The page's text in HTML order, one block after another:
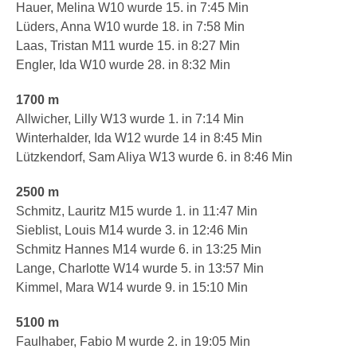
Hauer, Melina W10 wurde 15. in 7:45 Min
Lüders, Anna W10 wurde 18. in 7:58 Min
Laas, Tristan M11 wurde 15. in 8:27 Min
Engler, Ida W10 wurde 28. in 8:32 Min
1700 m
Allwicher, Lilly W13 wurde 1. in 7:14 Min
Winterhalder, Ida W12 wurde 14 in 8:45 Min
Lützkendorf, Sam Aliya W13 wurde 6. in 8:46 Min
2500 m
Schmitz, Lauritz M15 wurde 1. in 11:47 Min
Sieblist, Louis M14 wurde 3. in 12:46 Min
Schmitz Hannes M14 wurde 6. in 13:25 Min
Lange, Charlotte W14 wurde 5. in 13:57 Min
Kimmel, Mara W14 wurde 9. in 15:10 Min
5100 m
Faulhaber, Fabio M wurde 2. in 19:05 Min